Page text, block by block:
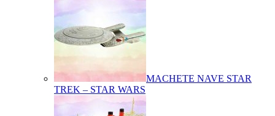
MACHETE NAVE STAR
TREK – STAR WARS